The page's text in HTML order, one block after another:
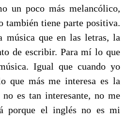
un poco más melancólico,
también tiene parte positiva.
música que en las letras, la
de escribir. Para mí lo que
Igual que cuando yo
que más me interesa es la
es tan interesante, no me
porque el inglés no es mi